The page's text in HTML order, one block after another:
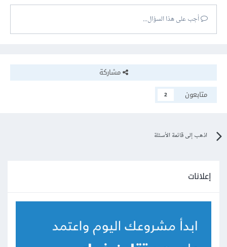
أجب على هذا السؤال...
مشاركة
متابعون
2
اذهب إلى قائمة الأسئلة
إعلانات